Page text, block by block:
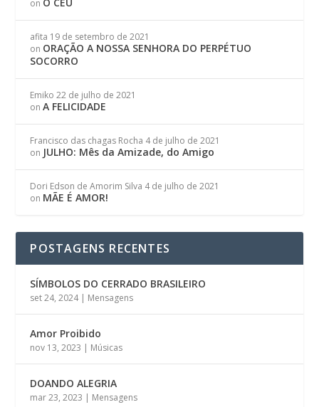
on
afita 19 de setembro de 2021
on ORAÇÃO A NOSSA SENHORA DO PERPÉTUO
SOCORRO
Emiko 22 de julho de 2021
onA FELICIDADE
Francisco das chagas Rocha 4 de julho de 2021
on JULHO: Mês da Amizade, do Amigo
Dori Edson de Amorim Silva 4 de julho de 2021
on MÃE É AMOR!
POSTAGENS RECENTES
SÍMBOLOS DO CERRADO BRASILEIRO
set 24, 2024| Mensagens
Amor Proibido
nov 13, 2023 | Músicas
DOANDO ALEGRIA
mar 23, 2023 | Mensagens